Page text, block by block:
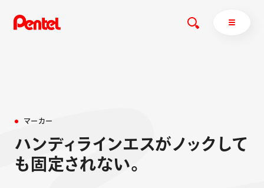
エナージェル
商品を探すトップ
ボールペン
ペン
ぺんてるについて
マー カー
ハンディ ラインエスが ノック して
も 固 定されない。